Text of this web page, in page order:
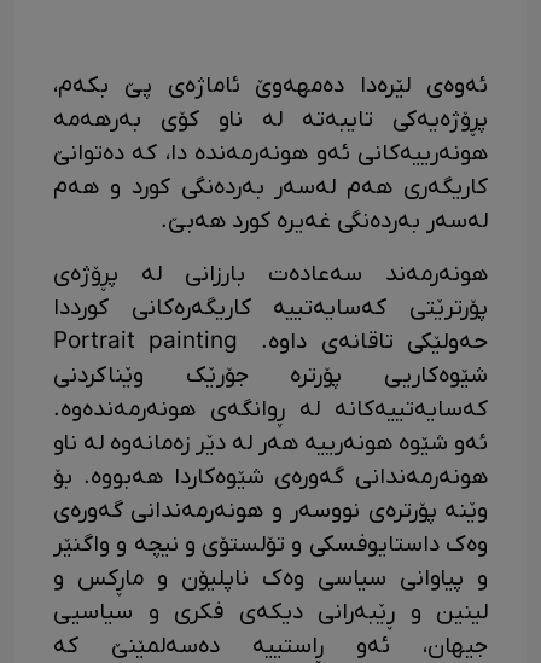
ئەوەی لێرەدا دەمهەوێ ئاماژەی پێ بکەم،
پڕۆژەیەکی تایبەتە لە ناو کۆی بەرهەمە
هونەرییەکانی ئەو هونەرمەندە دا، کە دەتوانێ
کاریگەری هەم لەسەر بەردەنگی کورد و هەم
لەسەر بەردەنگی غەیرە کورد هەبێ.
هونەرمەند سەعادەت بارزانی لە پڕۆژەی
پۆرترێتی کەسایەتییە کاریگەرەکانی کورددا
حەولێکی تاقانەی داوە. Portrait painting
شێوەکاریی پۆرترە جۆرێک وێناکردنی
کەسایەتییەکانە لە ڕوانگەی هونەرمەندەوە.
ئەو شێوە هونەرییە هەر لە دێر زەمانەوە لە ناو
هونەرمەندانی گەورەی شێوەکاردا هەبووە. بۆ
وێنە پۆرترەی نووسەر و هونەرمەندانی گەورەی
وەک داستایوفسکی و تۆلستۆی و نیچە و واگنێر
و پیاوانی سیاسی وەک ناپلیۆن و ماڕکس و
لینین و ڕێبەرانی دیکەی فکری و سیاسیی
جیهان، ئەو ڕاستییە دەسەلمێنێ کە